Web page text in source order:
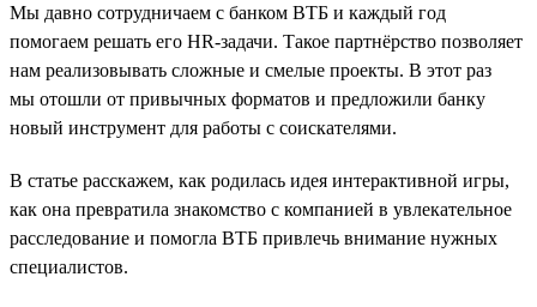
Мы давно сотрудничаем с банком ВТБ и каждый год
помогаем решать его HR-задачи. Такое партнёрство позволяет
нам реализовывать сложные и смелые проекты. В этот раз
мы отошли от привычных форматов и предложили банку
новый инструмент для работы с соискателями.
В статье расскажем, как родилась идея интерактивной игры,
как она превратила знакомство с компанией в увлекательное
расследование и помогла ВТБ привлечь внимание нужных
специалистов.